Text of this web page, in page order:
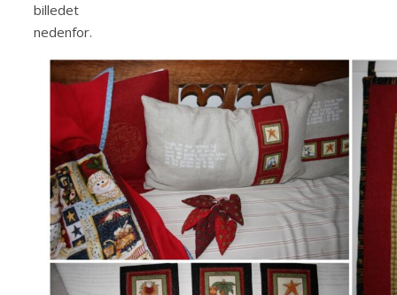
billedet
nedenfor.